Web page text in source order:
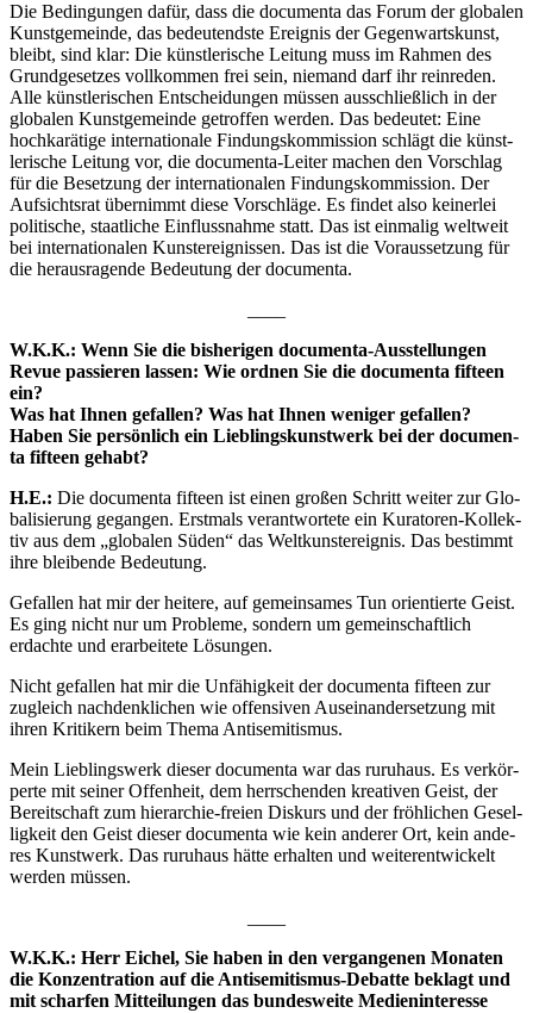
Die Bedin­gun­gen dafür, dass die docu­men­ta das Forum der glo­ba­len
Kunst­ge­mein­de, das bedeu­tends­te Ereig­nis der Gegen­warts­kunst,
bleibt, sind klar: Die künst­le­ri­sche Lei­tung muss im Rah­men des
Grund­ge­set­zes voll­kom­men frei sein, nie­mand darf ihr rein­re­den.
Alle künst­le­ri­schen Ent­schei­dun­gen müs­sen aus­schließ­lich in der
glo­ba­len Kunst­ge­mein­de getrof­fen wer­den. Das bedeu­tet: Eine
hoch­ka­rä­ti­ge inter­na­tio­na­le Fin­dungs­kom­mis­si­on schlägt die künst­
le­ri­sche Lei­tung vor, die docu­men­ta-Lei­ter machen den Vor­schlag
für die Beset­zung der inter­na­tio­na­len Fin­dungs­kom­mis­si­on. Der
Auf­sichts­rat über­nimmt die­se Vor­schlä­ge. Es fin­det also kei­ner­lei
poli­ti­sche, staat­li­che Ein­fluss­nah­me statt. Das ist ein­ma­lig welt­weit
bei inter­na­tio­na­len Kunst­er­eig­nis­sen. Das ist die Vor­aus­set­zung für
die her­aus­ra­gen­de Bedeu­tung der documenta.
W.K.K.: Wenn Sie die bis­he­ri­gen docu­men­ta-Aus­stel­lun­gen
Revue pas­sie­ren las­sen: Wie ord­nen Sie die docu­men­ta fif­teen
ein?
Was hat Ihnen gefal­len? Was hat Ihnen weni­ger gefal­len?
Haben Sie per­sön­lich ein Lieb­lings­kunst­werk bei der docu­men­
ta fif­teen gehabt?
H.E.: Die docu­men­ta fif­teen ist einen gro­ßen Schritt wei­ter zur Glo­
ba­li­sie­rung gegan­gen. Erst­mals ver­ant­wor­te­te ein Kura­to­ren-Kol­lek­
tiv aus dem „glo­ba­len Süden“ das Welt­kunst­er­eig­nis. Das bestimmt
ihre blei­ben­de Bedeutung.
Gefal­len hat mir der hei­te­re, auf gemein­sa­mes Tun ori­en­tier­te Geist.
Es ging nicht nur um Pro­ble­me, son­dern um gemein­schaft­lich
erdach­te und erar­bei­te­te Lösungen.
Nicht gefal­len hat mir die Unfä­hig­keit der docu­men­ta fif­teen zur
zugleich nach­denk­li­chen wie offen­si­ven Aus­ein­an­der­set­zung mit
ihren Kri­ti­kern beim The­ma Antisemitismus.
Mein Lieb­lings­werk die­ser docu­men­ta war das ruru­haus. Es ver­kör­
per­te mit sei­ner Offen­heit, dem herr­schen­den krea­ti­ven Geist, der
Bereit­schaft zum hier­ar­chie-frei­en Dis­kurs und der fröh­li­chen Gesel­
lig­keit den Geist die­ser docu­men­ta wie kein ande­rer Ort, kein ande­
res Kunst­werk. Das ruru­haus hät­te erhal­ten und wei­ter­ent­wi­ckelt
wer­den müssen.
W.K.K.: Herr Eichel, Sie haben in den ver­gan­ge­nen Mona­ten
die Kon­zen­tra­ti­on auf die Anti­se­mi­tis­mus-Debat­te beklagt und
mit schar­fen Mit­tei­lun­gen das bun­des­wei­te Medi­en­in­ter­es­se